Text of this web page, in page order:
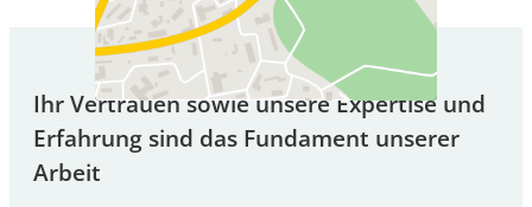
Ihr Vertrauen sowie unsere Expertise und
Erfahrung sind das Fundament unserer
Arbeit